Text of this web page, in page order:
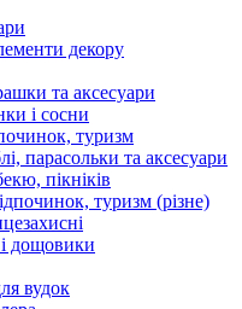
декору
та аксесуари
і сосни
туризм
парасольки та аксесуари
пікніків
туризм (різне)
дощовики
вудок